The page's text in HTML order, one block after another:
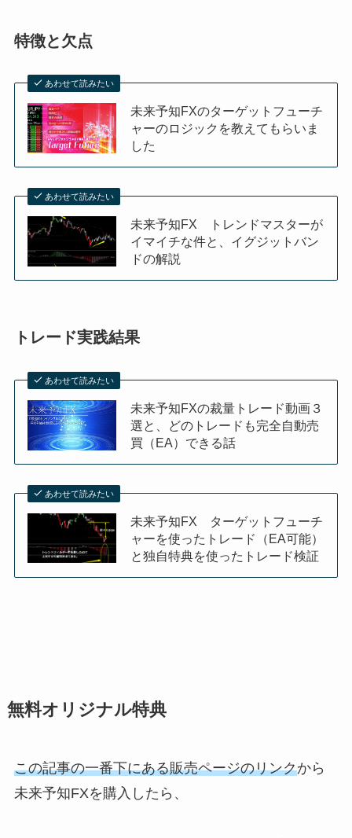
特徴と欠点
あわせて読みたい
未来予知FXのターゲットフューチ
ャーのロジックを教えてもらいま
した
あわせて読みたい
未来予知FX トレンドマスターが
イマイチな件と、イグジットバン
ドの解説
トレード実践結果
あわせて読みたい
未来予知FXの裁量トレード動画３
選と、どのトレードも完全自動売
買（EA）できる話
あわせて読みたい
未来予知FX ターゲットフューチ
ャーを使ったトレード（EA可能）
と独自特典を使ったトレード検証
無料オリジナル特典
この記事の一番下にある販売ページのリンクから
未来予知FXを購入したら、